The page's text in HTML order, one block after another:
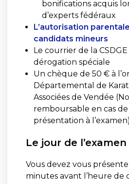
bonifications acquis
d’experts fédéraux
L’autorisation
candidats mineurs
Le courrier de la
dérogation spéciale
Un chèque de 50 € à
Départemental de
Associées de Vendée
remboursable en cas
présentation à
Le jour de l’examen
Vous devez vous
minutes avant l’heure de